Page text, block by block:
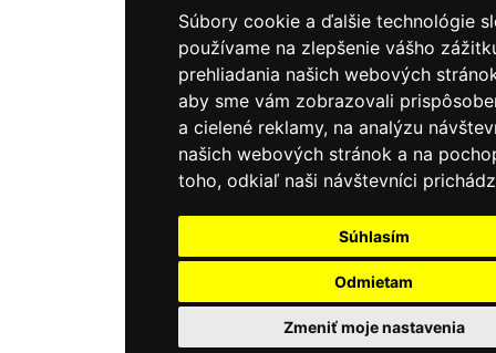
Súbory cookie a ďalšie technológie
používame na zlepšenie vášho
prehliadania našich webových
aby sme vám zobrazovali
a cielené reklamy, na analýzu
našich webových stránok a na
toho, odkiaľ naši návštevníci
Súhlasím
Odmietam
Zmeniť moje nastavenia